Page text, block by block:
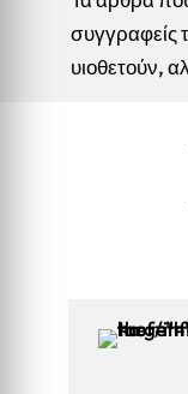
συγγραφείς
υιοθετούν,